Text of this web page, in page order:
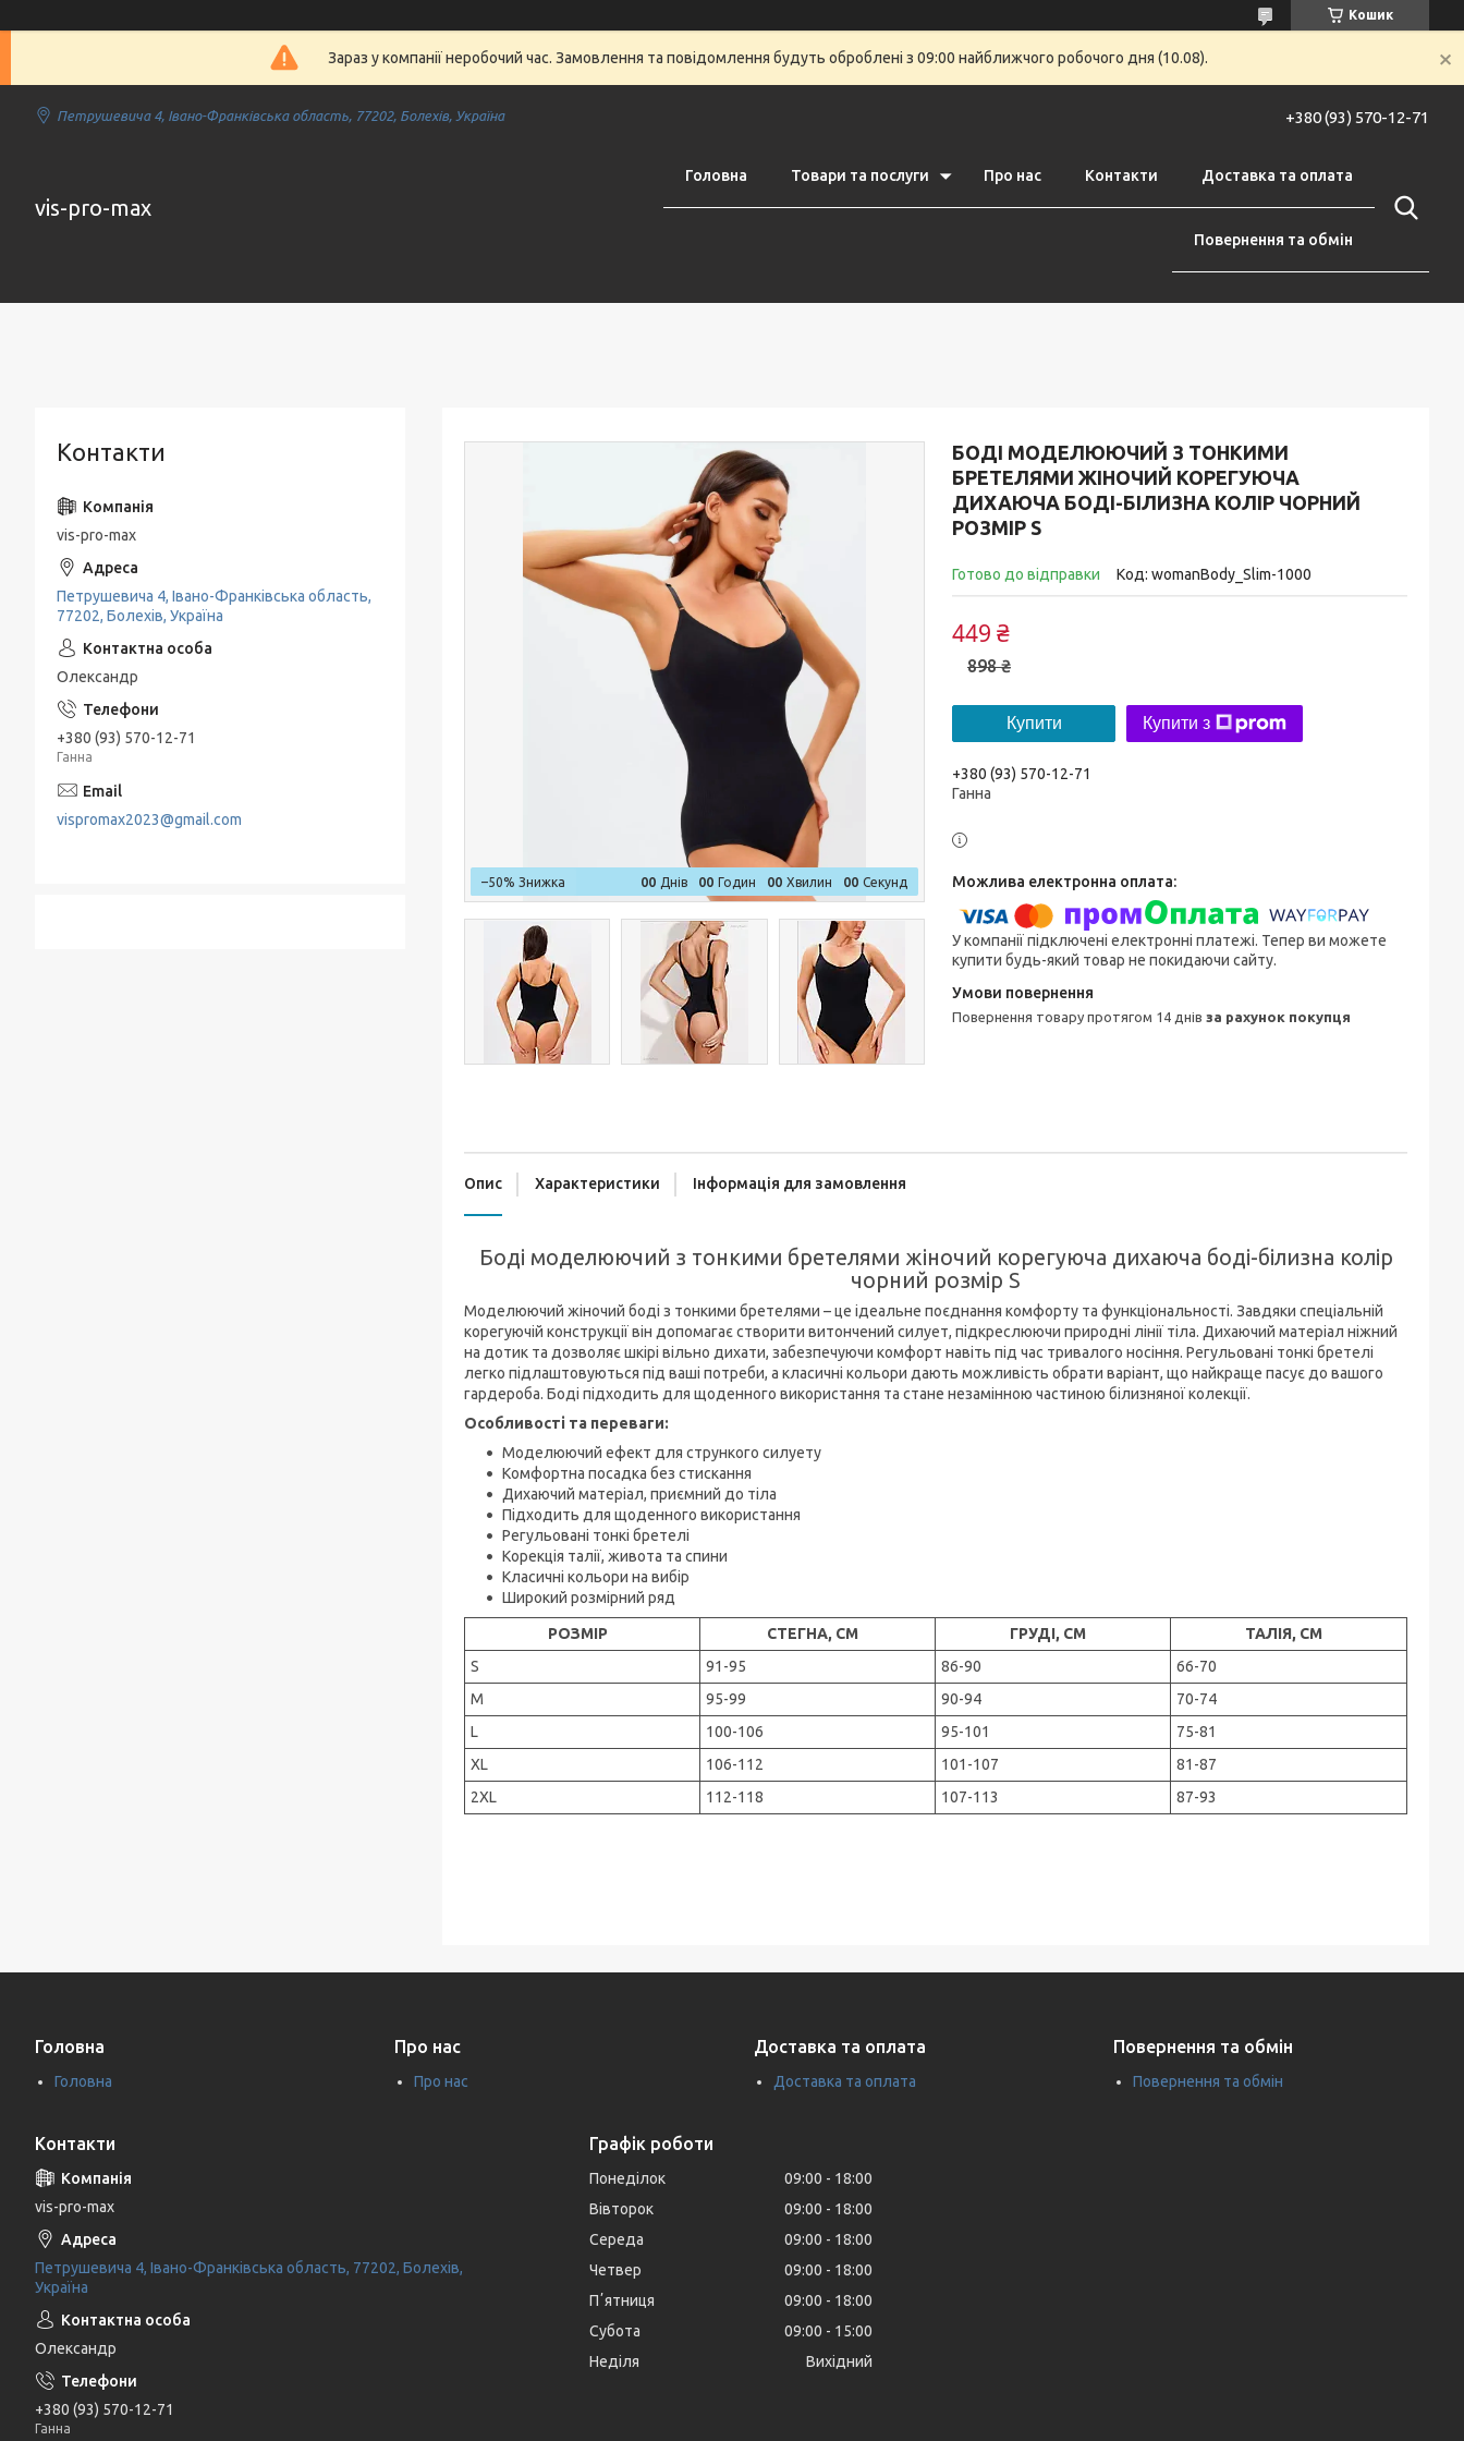
Кошик
Зараз у компанії неробочий час. Замовлення та повідомлення будуть оброблені з 09:00 найближчого робочого дня (10.08).
Петрушевича 4, Івано-Франківська область, 77202, Болехів, Україна +380 (93) 570-12-71
vis-pro-max
Головна Товари та послуги Про нас Контакти Доставка та оплата
Повернення та обмін
БОДІ МОДЕЛЮЮЧИЙ З ТОНКИМИ
БРЕТЕЛЯМИ ЖІНОЧИЙ КОРЕГУЮЧА
ДИХАЮЧА БОДІ-БІЛИЗНА КОЛІР ЧОРНИЙ
РОЗМІР S
Готово до відправки Код: womanBody_Slim-1000
898 ₴
449 ₴
Купити Купити з
+380 (93) 570-12-71
Ганна
У компанії підключені електронні платежі. Тепер ви можете
купити будь-який товар не покидаючи сайту.
повернення товару протягом 14 днів за рахунок покупця
–50% 00 Днів 00 Годин 00 Хвилин 00 Секунд
Опис Характеристики Інформація для замовлення
Боді моделюючий з тонкими бретелями жіночий корегуюча дихаюча боді-білизна колір
чорний розмір S
Моделюючий жіночий боді з тонкими бретелями – це ідеальне поєднання комфорту та функціональності. Завдяки спеціальній
корегуючій конструкції він допомагає створити витончений силует, підкреслюючи природні лінії тіла. Дихаючий матеріал ніжний
на дотик та дозволяє шкірі вільно дихати, забезпечуючи комфорт навіть під час тривалого носіння. Регульовані тонкі бретелі
легко підлаштовуються під ваші потреби, а класичні кольори дають можливість обрати варіант, що найкраще пасує до вашого
гардероба. Боді підходить для щоденного використання та стане незамінною частиною білизняної колекції.
Особливості та переваги:
Моделюючий ефект для стрункого силуету
Комфортна посадка без стискання
Дихаючий матеріал, приємний до тіла
Підходить для щоденного використання
Регульовані тонкі бретелі
Корекція талії, живота та спини
Класичні кольори на вибір
Широкий розмірний ряд
РОЗМІР СТЕГНА, СМ ГРУДІ, СМ
ТАЛІЯ, СМ
S
91-95 86-90
66-70
M
95-99 90-94
70-74
L
100-106 95-101
75-81
XL
106-112 101-107
81-87
2XL
112-118 107-113 87-93
Контакти
vis-pro-max
Петрушевича 4, Івано-Франківська область,
77202, Болехів, Україна
Олександр
+380 (93) 570-12-71
Ганна
vispromax2023@gmail.com
Головна
Головна
Про нас
Про нас
Доставка та оплата
Доставка та оплата
Повернення та обмін
Повернення та обмін
Контакти
vis-pro-max
Петрушевича 4, Івано-Франківська область, 77202, Болехів,
Україна
Олександр
+380 (93) 570-12-71
Ганна
Графік роботи
Понеділок 09:00
18:00
Вівторок
09:00
18:00
Середа
09:00
18:00
Четвер
09:00
18:00
Пʼятниця
09:00
18:00
Субота
09:00
15:00
Неділя
Вихідний